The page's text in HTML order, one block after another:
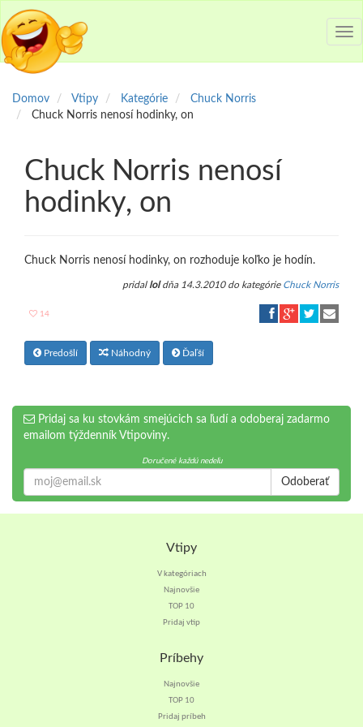
Domov Vtipy Kategórie
Chuck Norris
Chuck Norris nenosí hodinky, on
Chuck Norris nenosí
hodinky, on
Chuck Norris nenosí hodinky, on rozhoduje koľko je hodín.
pridal loldňa 14.3.2010 do kategórie Chuck Norris
14
Predošlí Náhodný Ďaľší
Pridaj sa ku stovkám smejúcich sa ľudí a odoberaj zadarmo
emailom týždenník Vtipoviny.
Doručené každú nedeľu
Odoberať
Vtipy
V kategóriach
Najnovšie
TOP 10
Pridaj vtip
Príbehy
Najnovšie
TOP 10
Pridaj príbeh